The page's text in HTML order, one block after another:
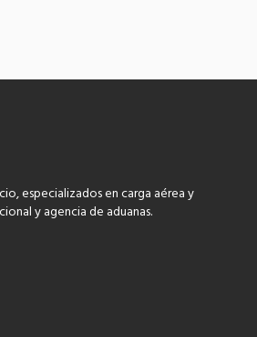
especializados en carga aérea y
y agencia de aduanas.